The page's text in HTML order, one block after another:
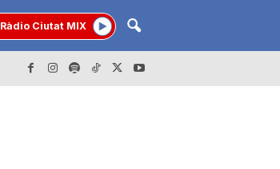
Ràdio Ciutat MIX